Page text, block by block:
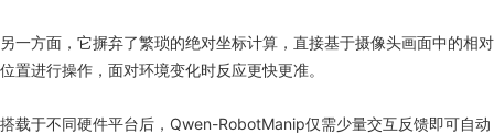
另一方面，它摒弃了繁琐的绝对坐标计算，直接基于摄像头画面中的相对
位置进行操作，面对环境变化时反应更快更准。
搭载于不同硬件平台后，Qwen-RobotManip仅需少量交互反馈即可自动